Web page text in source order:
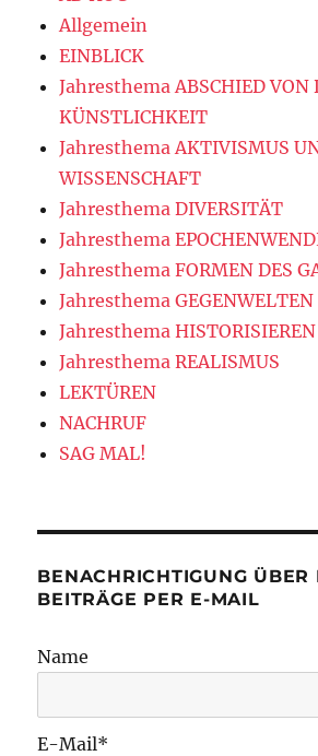
Allgemein
EINBLICK
Jahresthema ABSCHIED VON
KÜNSTLICHKEIT
Jahresthema AKTIVISMUS
WISSENSCHAFT
Jahresthema DIVERSITÄT
Jahresthema
Jahresthema FORMEN DES
Jahresthema GEGENWELTEN
Jahresthema
Jahresthema REALISMUS
LEKTÜREN
NACHRUF
SAG MAL!
BENACHRICHTIGUNG ÜBER
BEITRÄGE PER E-MAIL
Name
E-Mail*